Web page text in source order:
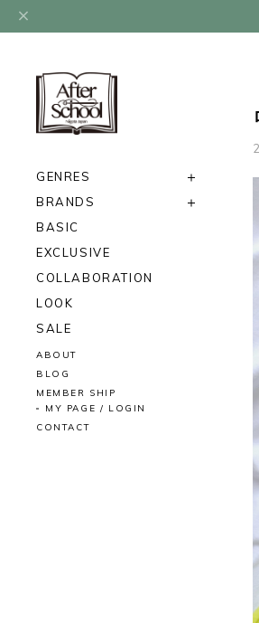
GENRES
BRANDS
BASIC
EXCLUSIVE
COLLABORATION
LOOK
SALE
ABOUT
BLOG
MEMBER SHIP
MY PAGE / LOGIN
CONTACT